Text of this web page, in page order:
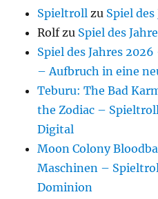
Spieltroll zu Spiel
Rolfzu Spiel des
Spiel des Jahres
– Aufbruch in eine
Teburu: The Bad
the Zodiac –
Digital
Moon Colony
Maschinen –
Dominion